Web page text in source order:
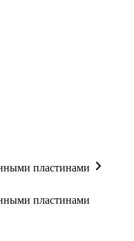
пластинами
пластинами